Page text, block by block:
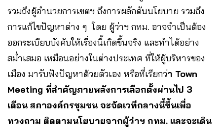
รวมถึงผู้อำนวยการเขตฯ ถึงการผลักดันนโยบาย รวมถึง
การแก้ไขปัญหาต่าง ๆ โดย ผู้ว่าฯ กทม. อาจจำเป็นต้อง
ออกระเบียบบังคับให้เรื่องนี้เกิดขึ้นจริง และทำได้อย่าง
สม่ำเสมอ เหมือนอย่างในต่างประเทศ ที่ให้ผู้บริหารของ
เมือง มารับฟังปัญหาด้วยตัวเอง หรือที่เรียกว่า Town
Meeting ที่สำคัญภายหลังการเลือกตั้งผ่านไป 3
เดือน สภาองค์กรชุมชน จะจัดเวทีกลางนี้ขึ้นเพื่อ
ทวงถาม ติดตามนโยบายจากผู้ว่าฯ กทม. และจะเดิน